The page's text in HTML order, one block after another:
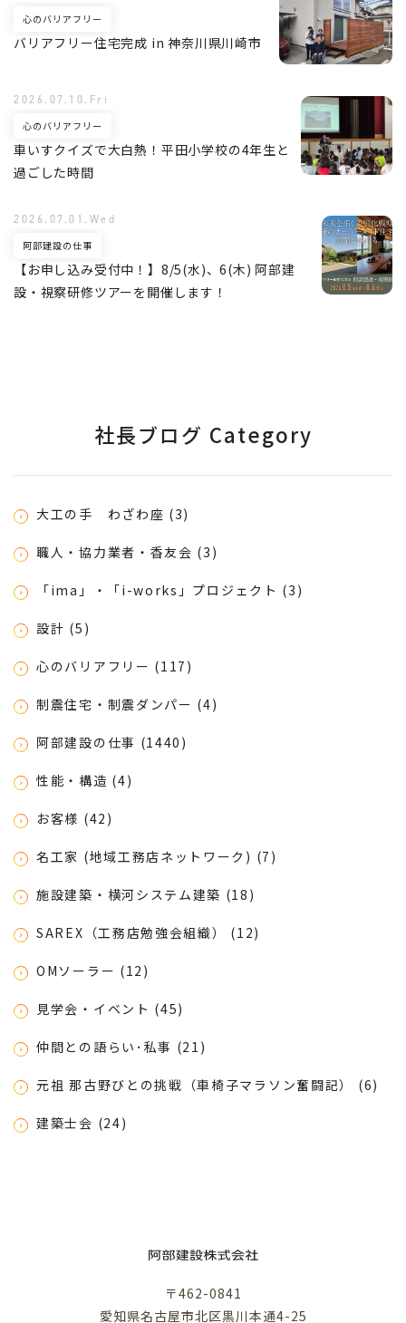
バリアフリー住宅完成 in 神奈川県川崎市
心のバリアフリー
車いすクイズで大白熱！平田小学校の4年生と
過ごした時間
心のバリアフリー
2026.07.10.Fri
【お申し込み受付中！】8/5(水)、6(木) 阿部建
設・視察研修ツアーを開催します！
阿部建設の仕事
2026.07.01.Wed
社長ブログ Category
大工の手 わざわ座 (3)
職人・協力業者・香友会 (3)
「ima」・「i-works」プロジェクト (3)
設計 (5)
心のバリアフリー (117)
制震住宅・制震ダンパー (4)
阿部建設の仕事 (1440)
性能・構造 (4)
お客様 (42)
名工家 (地域工務店ネットワーク) (7)
施設建築・横河システム建築 (18)
SAREX（工務店勉強会組織） (12)
OMソーラー (12)
見学会・イベント (45)
仲間との語らい･私事 (21)
元祖 那古野びとの挑戦（車椅子マラソン奮闘記） (6)
建築士会 (24)
〒462-0841
愛知県名古屋市北区黒川本通4-25